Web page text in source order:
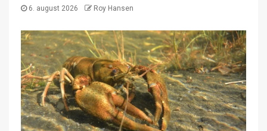
6. august 2026 Roy Hansen